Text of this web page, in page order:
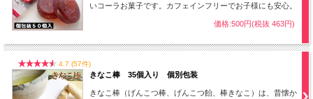
いコーラお菓子です。カフェインフリーでお子様にも安心。
価格:500円(税抜 463円)
4.7 (57件)
きなこ棒 35個入り 個別包装
きなこ棒（げんこつ棒、げんこつ飴、棒きなこ）は、昔懐か